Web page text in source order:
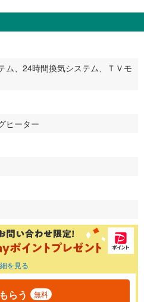
ム、24時間換気システム、ＴＶモ
ヒーター
を見る
らう 無料